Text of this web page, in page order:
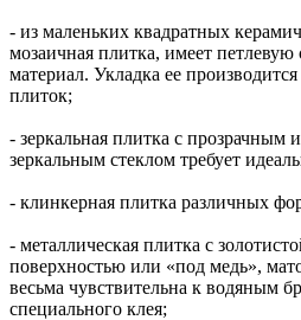
- из маленьких квадратных
мозаичная плитка, имеет петлевую
материал. Укладка ее
плиток;
- зеркальная плитка с прозрачным
зеркальным стеклом требует
- клинкерная плитка различных
- металлическая плитка с
поверхностью или «под медь»,
весьма чувствительна к водяным
специального клея;